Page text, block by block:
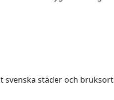
svenska städer och